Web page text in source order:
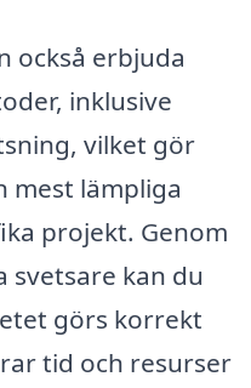
också erbjuda
inklusive
vilket gör
mest lämpliga
projekt. Genom
svetsare kan du
görs korrekt
tid och resurser